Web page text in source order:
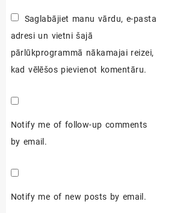
Saglabājiet manu vārdu, e-pasta
adresi un vietni šajā
pārlūkprogrammā nākamajai reizei,
kad vēlēšos pievienot komentāru.
Notify me of follow-up comments
by email.
Notify me of new posts by email.